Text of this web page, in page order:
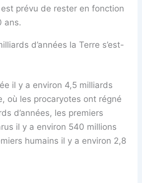
prévu de rester en fonction
ans.
d’années la Terre s’est-
il y a environ 4,5 milliards
où les procaryotes ont régné
d’années, les premiers
il y a environ 540 millions
humains il y a environ 2,8